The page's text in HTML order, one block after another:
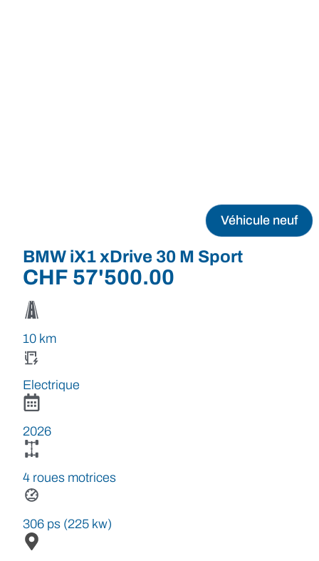
Véhicule neuf
BMW iX1 xDrive 30 M Sport
CHF 57'500.00
10 km
Electrique
2026
4 roues motrices
306 ps (225 kw)